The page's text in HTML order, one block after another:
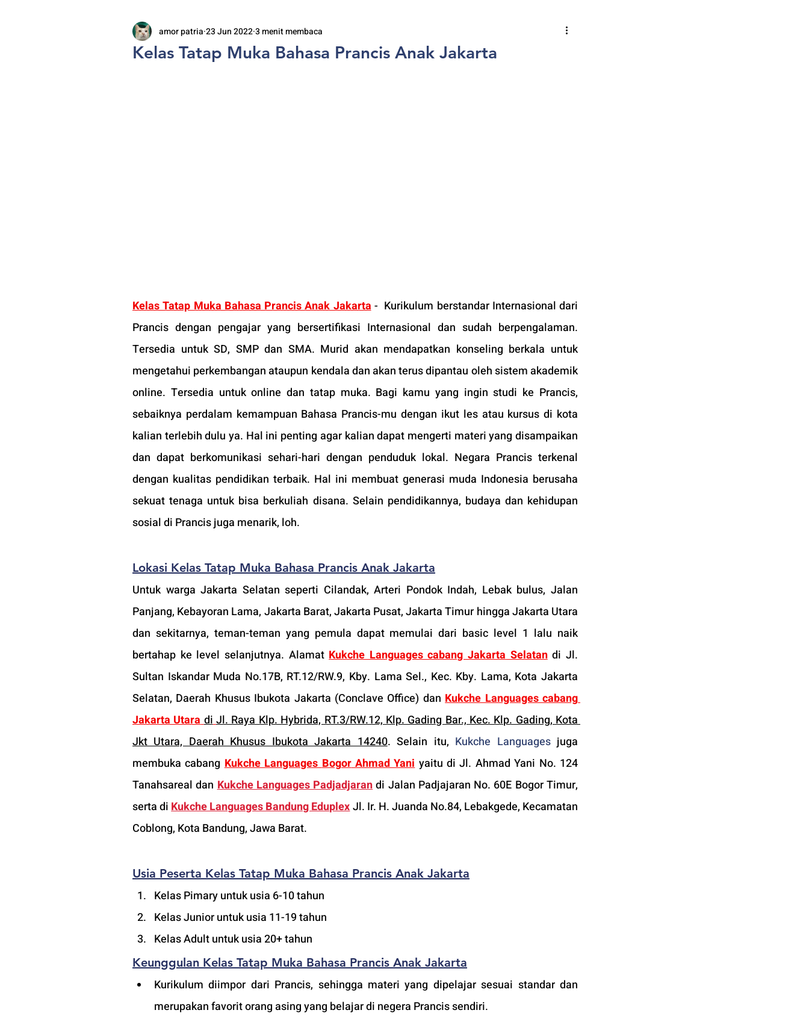
Kelas Tatap Muka Bahasa Prancis Anak Jakarta
amor patria 23 Jun 20223 menit membaca
Kelas Tatap Muka Bahasa Prancis Anak Jakarta - Kurikulum berstandar Internasional dari
Prancis dengan pengajar yang bersertifikasi Internasional dan sudah berpengalaman.
Tersedia untuk SD, SMP dan SMA. Murid akan mendapatkan konseling berkala untuk
mengetahui perkembangan ataupun kendala dan akan terus dipantau oleh sistem akademik
online. Tersedia untuk online dan tatap muka. Bagi kamu yang ingin studi ke Prancis,
sebaiknya perdalam kemampuan Bahasa Prancis-mu dengan ikut les atau kursus di kota
kalian terlebih dulu ya. Hal ini penting agar kalian dapat mengerti materi yang disampaikan
dan dapat berkomunikasi sehari-hari dengan penduduk lokal. Negara Prancis terkenal
dengan kualitas pendidikan terbaik. Hal ini membuat generasi muda Indonesia berusaha
sekuat tenaga untuk bisa berkuliah disana. Selain pendidikannya, budaya dan kehidupan
sosial di Prancis juga menarik, loh.
Lokasi Kelas Tatap Muka Bahasa Prancis Anak Jakarta
Untuk warga Jakarta Selatan seperti Cilandak, Arteri Pondok Indah, Lebak bulus, Jalan
Panjang, Kebayoran Lama, Jakarta Barat, Jakarta Pusat, Jakarta Timur hingga Jakarta Utara
dan sekitarnya, teman-teman yang pemula dapat memulai dari basic level 1 lalu naik
bertahap ke level selanjutnya. Alamat Kukche Languages cabang Jakarta Selatan di Jl.
Sultan Iskandar Muda No.17B, RT.12/RW.9, Kby. Lama Sel., Kec. Kby. Lama, Kota Jakarta
Selatan, Daerah Khusus Ibukota Jakarta (Conclave Office) dan Kukche Languages cabang
Jakarta UtaradiJl. Raya Klp. Hybrida, RT.3/RW.12, Klp. Gading Bar., Kec. Klp. Gading, Kota
Jkt Utara, Daerah Khusus Ibukota Jakarta 14240. Selain itu, Kukche Languages juga
membuka cabang Kukche Languages Bogor Ahmad Yani yaitu di Jl. Ahmad Yani No. 124
Tanahsareal dan Kukche Languages Padjadjarandi Jalan Padjajaran No. 60E Bogor Timur,
serta di Kukche Languages Bandung Eduplex Jl. Ir. H. Juanda No.84, Lebakgede, Kecamatan
Coblong, Kota Bandung, Jawa Barat.
Usia Peserta Kelas Tatap Muka Bahasa Prancis Anak Jakarta
Kelas Pimary untuk usia 6-10 tahun
Kelas Junior untuk usia 11-19 tahun
Kelas Adult untuk usia 20+ tahun
Keunggulan Kelas Tatap Muka Bahasa Prancis Anak Jakarta
Kurikulum diimpor dari Prancis, sehingga materi yang dipelajar sesuai standar dan
merupakan favorit orang asing yang belajar di negera Prancis sendiri.